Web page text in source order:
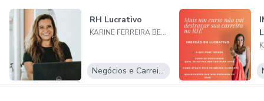
Aqui, você não vai encontrar promessas milagrosas.
Vai encontrar consciência, estratégia e acompanhamento
para construir uma transição segura, respeitando sua
história, seu momento de vida e sua realidade.
RH Lucrativo
KARINE FERREIRA BESSA
Negócios e Carreira